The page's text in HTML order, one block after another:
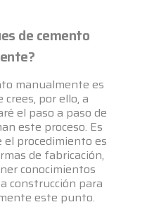
de cemento
manualmente es
crees, por ello, a
el paso a paso de
este proceso. Es
procedimiento es
de fabricación,
conocimientos
construcción para
este punto.